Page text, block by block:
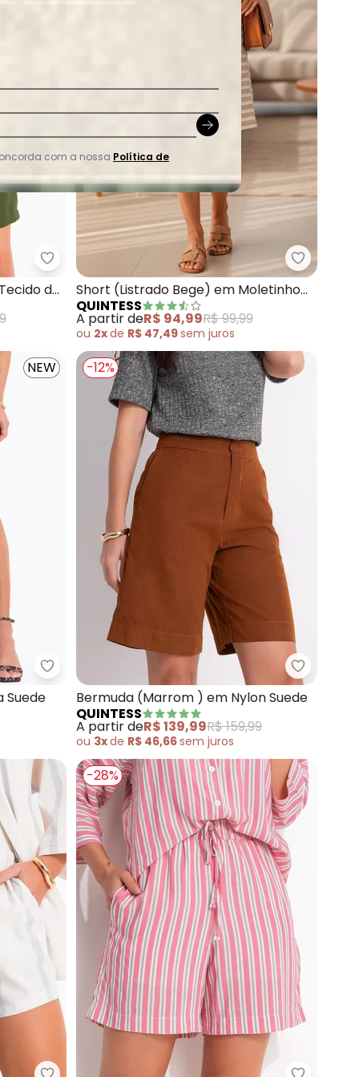
PlanoQuintess - Bermuda (Verde Oliva) em Tecido de
de
Quintess
Short (Listrado Bege) em Moletinho
Eco Listrado
QUINTESS
A partir deR$ 94,99R$ 99,99
ou 2xde R$ 47,49sem juros
Tecido Anaruga Fio Tinto
NEW
Quintess - Short (Caramelo) em Malha Suede
Suede
-12%
Quintess
Bermuda (Marrom ) em Nylon Suede
QUINTESS
A partir deR$ 139,99R$ 159,99
ou 3xde R$ 46,66sem juros
-28%
com a nossa Política de